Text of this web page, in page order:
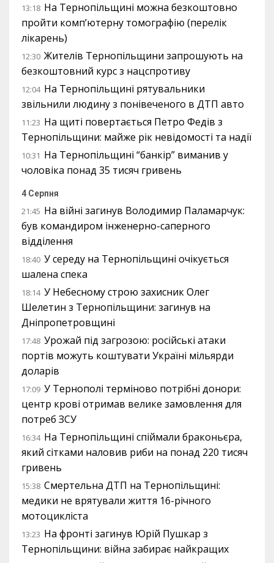
13:18 На Тернопільщині можна безкоштовно
пройти комп’ютерну томографію (перелік
лікарень)
12:30 Жителів Тернопільщини запрошують на
безкоштовний курс з нацспротиву
12:04 На Тернопільщині рятувальники
звільнили людину з понівеченого в ДТП авто
11:23 На щиті повертається Петро Федів з
Тернопільщини: майже рік невідомості та надії
10:31 На Тернопільщині “банкір” виманив у
чоловіка понад 35 тисяч гривень
4 Серпня
21:45 На війні загинув Володимир Паламарчук:
був командиром інженерно-саперного
відділення
18:40 У середу на Тернопільщині очікується
шалена спека
18:14 У Небесному строю захисник Олег
Шелетин з Тернопільщини: загинув на
Дніпропетровщині
17:48 Урожай під загрозою: російські атаки
портів можуть коштувати Україні мільярди
доларів
17:09 У Тернополі терміново потрібні донори:
центр крові отримав велике замовлення для
потреб ЗСУ
16:34 На Тернопільщині спіймали браконьєра,
який сітками наловив риби на понад 220 тисяч
гривень
15:38 Смертельна ДТП на Тернопільщині:
медики не врятували життя 16-річного
мотоцикліста
13:23 На фронті загинув Юрій Пушкар з
Тернопільщини: війна забирає найкращих